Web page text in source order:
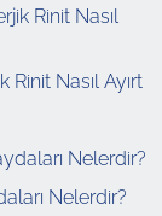
Rinit Nasıl Ayırt
Nelerdir?